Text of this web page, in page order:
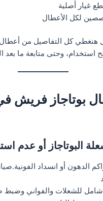
غيار أصلية
لكل الأعطال
هنغطي كل التفاصيل من أعطال
استخدام، وحتى متابعة ما بعد
بوتاجاز
الدهون أو انسداد
للشعلات والفواني وضبط